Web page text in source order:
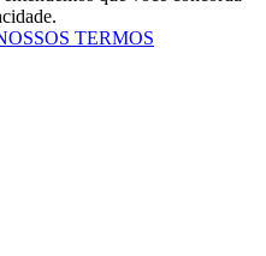
TERMOS